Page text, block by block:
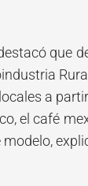
que
a
el café